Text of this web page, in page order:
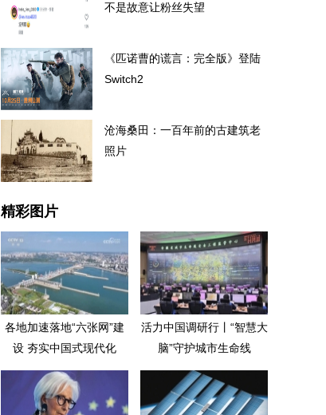
不是故意让粉丝失望
《匹诺曹的谎言：完全版》登陆
Switch2
沧海桑田：一百年前的古建筑老
照片
精彩图片
各地加速落地“六张网”建
设 夯实中国式现代化
活力中国调研行丨“智慧大
脑”守护城市生命线